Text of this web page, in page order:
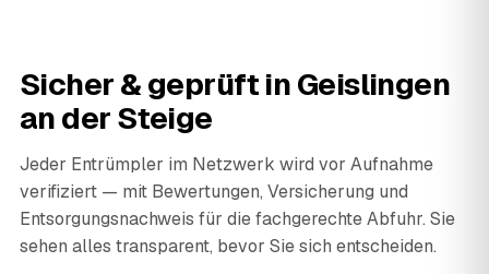
Sicher & geprüft inGeislingen
an der Steige
Jeder Entrümpler im Netzwerk wird vor Aufnahme
verifiziert — mit Bewertungen, Versicherung und
Entsorgungsnachweis für die fachgerechte Abfuhr. Sie
sehen alles transparent, bevor Sie sich entscheiden.